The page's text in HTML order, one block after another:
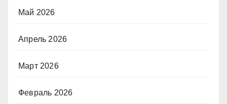
Май 2026
Апрель 2026
Март 2026
Февраль 2026